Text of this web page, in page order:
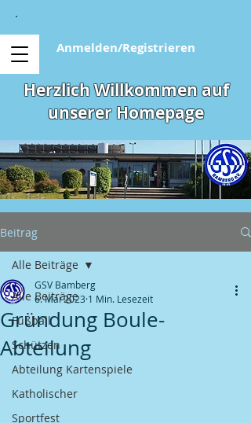
Anmelden/Registrieren
Herzlich Willkommen auf
unserer Homepage
Beitrag
Alle Beiträge
Fußball
Schützen
Abteilung Kartenspiele
Katholischer
Sportfest
Alle Beiträge
Gründung Boule-
Abteilung
GSV Bamberg
6. Mai 2023 1 Min. Lesezeit